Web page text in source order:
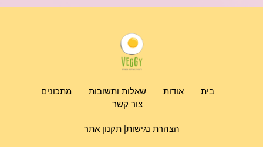
בית אודות שאלות ותשובות
מתכונים
צור קשר
הצהרת נגישות| תקנון אתר